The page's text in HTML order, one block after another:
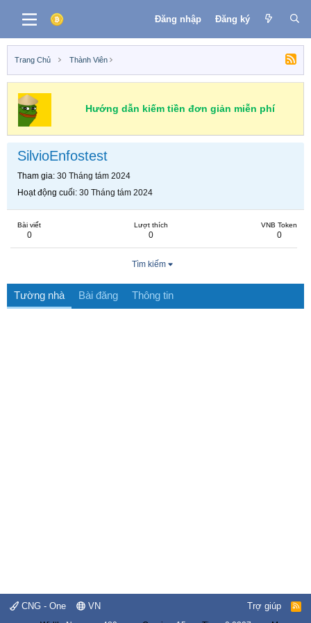
Đăng nhập Đăng ký
Trang Chủ Thành Viên
Hướng dẫn kiếm tiền đơn giản miễn phí
SilvioEnfostest
Tham gia 30 Tháng tám 2024
Hoạt động cuối 30 Tháng tám 2024
Bài viết
0
Lượt thích
0
VNB Token
0
Tìm kiếm
Tường nhà Bài đăng Thông tin
CNG - One VN Trợ giúp
R